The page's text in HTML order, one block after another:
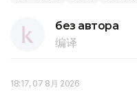
без автора
编译
18:17, 07 8月 2026